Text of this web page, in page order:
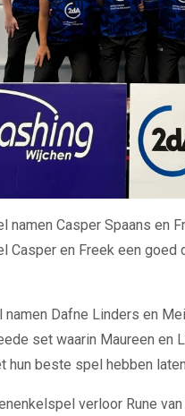
namen Casper Spaans en
Casper en Freek een goed
namen Dafne Linders en
set waarin Maureen en
hun beste spel hebben
verloor Rune